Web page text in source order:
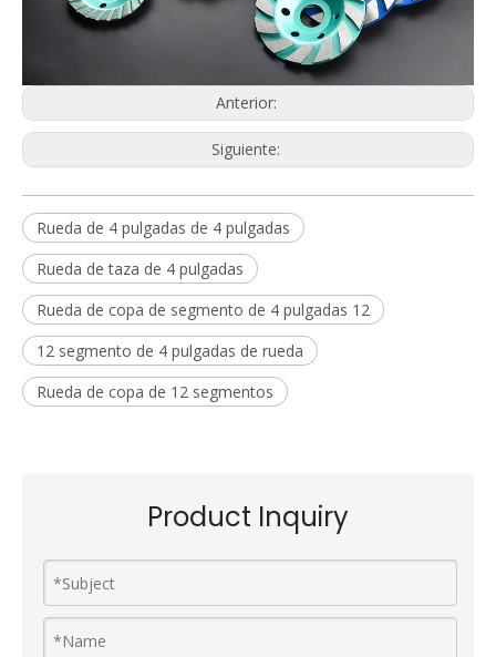
Anterior:
Siguiente:
Rueda de 4 pulgadas de 4 pulgadas
Rueda de taza de 4 pulgadas
Rueda de copa de segmento de 4 pulgadas 12
12 segmento de 4 pulgadas de rueda
Rueda de copa de 12 segmentos
Product Inquiry